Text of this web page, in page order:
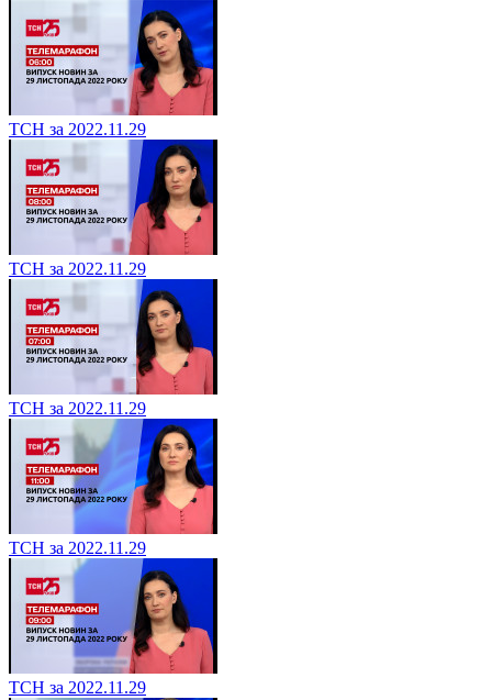
ТСН за 2022.11.29
ТСН за 2022.11.29
ТСН за 2022.11.29
ТСН за 2022.11.29
ТСН за 2022.11.29